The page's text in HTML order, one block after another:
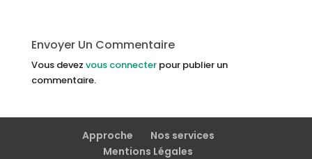
Envoyer Un Commentaire
Vous devez vous connecterpour publier un
commentaire.
Approche
Nos services
Mentions Légales